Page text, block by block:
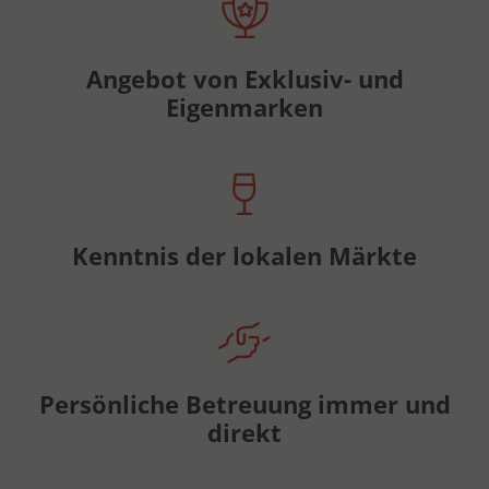
Angebot von Exklusiv- und
Eigenmarken
Kenntnis der lokalen Märkte
Persönliche Betreuung immer und
direkt